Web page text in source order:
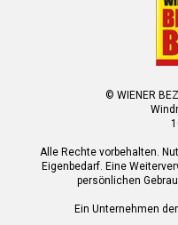
© WIENER
Alle Rechte vorbehalten.
Eigenbedarf. Eine
persönlichen
Ein Unternehmen der